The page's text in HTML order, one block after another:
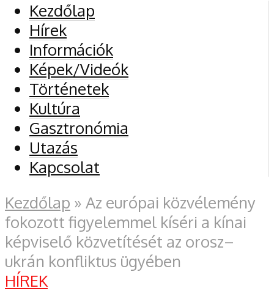
Kezdőlap
Hírek
Információk
Képek/Videók
Történetek
Kultúra
Gasztronómia
Utazás
Kapcsolat
Kezdőlap » Az európai közvélemény
fokozott figyelemmel kíséri a kínai
képviselő közvetítését az orosz–
ukrán konfliktus ügyében
HÍREK